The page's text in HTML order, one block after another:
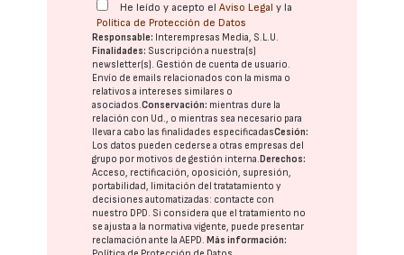
He leído y acepto elAviso Legal y la
Política de Protección de Datos
Responsable: Interempresas Media, S.L.U.
Finalidades: Suscripción a nuestra(s)
newsletter(s). Gestión de cuenta de usuario.
Envío de emails relacionados con la misma o
relativos a intereses similares o
asociados.Conservación: mientras dure la
relación con Ud., o mientras sea necesario para
llevar a cabo las finalidades especificadasCesión:
Los datos pueden cederse a otras empresas del
grupo por motivos de gestión interna. Derechos:
Acceso, rectificación, oposición, supresión,
portabilidad, limitación del tratatamiento y
decisiones automatizadas: contacte con
nuestro DPD. Si considera que el tratamiento no
se ajusta a la normativa vigente, puede presentar
reclamación ante laAEPD. Más información: